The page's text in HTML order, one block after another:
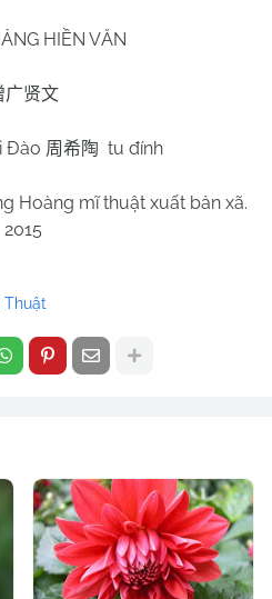
HIỀN VĂN
广贤文
Đào 周希陶 tu đính
Hoàng mĩ thuật xuất bản xã.
2015
Thuật